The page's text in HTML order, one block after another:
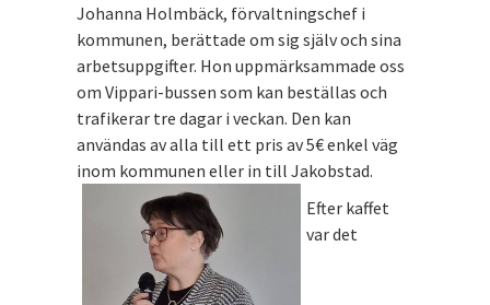
Johanna Holmbäck, förvaltningschef i
kommunen, berättade om sig själv och sina
arbetsuppgifter. Hon uppmärksammade oss
om Vippari-bussen som kan beställas och
trafikerar tre dagar i veckan. Den kan
användas av alla till ett pris av 5€ enkel väg
inom kommunen eller in till Jakobstad.
Efter kaffet
var det